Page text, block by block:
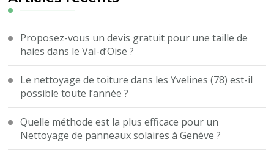
Proposez-vous un devis gratuit pour une taille de
haies dans le Val-d’Oise ?
Le nettoyage de toiture dans les Yvelines (78) est-il
possible toute l’année ?
Quelle méthode est la plus efficace pour un
Nettoyage de panneaux solaires à Genève ?